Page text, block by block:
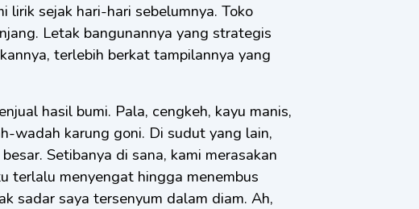
lirik sejak hari-hari sebelumnya. Toko
Letak bangunannya yang strategis
terlebih berkat tampilannya yang
hasil bumi. Pala, cengkeh, kayu manis,
wadah karung goni. Di sudut yang lain,
Setibanya di sana, kami merasakan
terlalu menyengat hingga menembus
sadar saya tersenyum dalam diam. Ah,